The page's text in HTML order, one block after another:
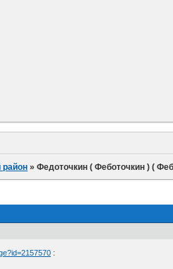
район »Федоточкин ( Феботочкин ) (
: